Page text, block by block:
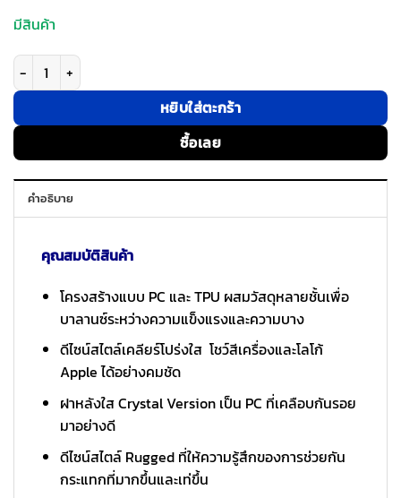
มีสินค้า
จำนวน Bitplay รุ่น Wander Case - เคส iPhone 16 Pro - สี Blue Grey ชิ้น
หยิบใส่ตะกร้า
ซื้อเลย
คำอธิบาย
คุณสมบัติสินค้า
โครงสร้างแบบ PC และ TPU ผสมวัสดุหลายชั้นเพื่อ
บาลานซ์ระหว่างความแข็งแรงและความบาง
ดีไซน์สไตล์เคลียร์โปร่งใส โชว์สีเครื่องและโลโก้
Apple ได้อย่างคมชัด
ฝาหลังใส Crystal Version เป็น PC ที่เคลือบกันรอย
มาอย่างดี
ดีไซน์สไตล์ Rugged ที่ให้ความรู้สึกของการช่วยกัน
กระแทกที่มากขึ้นและเท่ขึ้น